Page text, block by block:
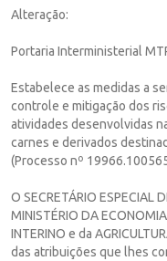
Alteração:
Portaria Interministerial
Estabelece as medidas a
controle e mitigação dos
atividades desenvolvidas
carnes e derivados
(Processo nº
O SECRETÁRIO ESPECIAL
MINISTÉRIO DA
INTERINO e da
das atribuições que lhes